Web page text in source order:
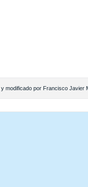
y modificado por Francisco Javier